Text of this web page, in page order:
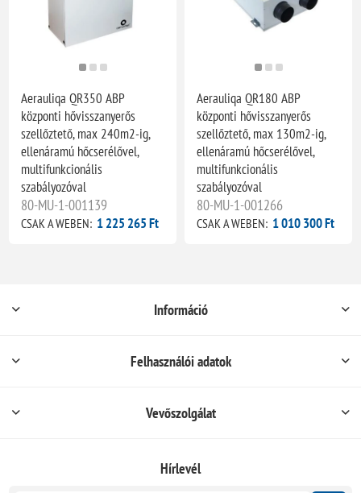
Aerauliqa QR350 ABP
központi hővisszanyerős
szellőztető, max 240m2-ig,
ellenáramú hőcserélővel,
multifunkcionális
szabályozóval
80-MU-1-001139
CSAK A WEBEN: 1 225 265 Ft
Aerauliqa QR180 ABP
központi hővisszanyerős
szellőztető, max 130m2-ig,
ellenáramú hőcserélővel,
multifunkcionális
szabályozóval
80-MU-1-001266
CSAK A WEBEN: 1 010 300 Ft
Információ
Felhasználói adatok
Vevőszolgálat
Hírlevél